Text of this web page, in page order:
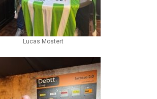
Lucas Mostert